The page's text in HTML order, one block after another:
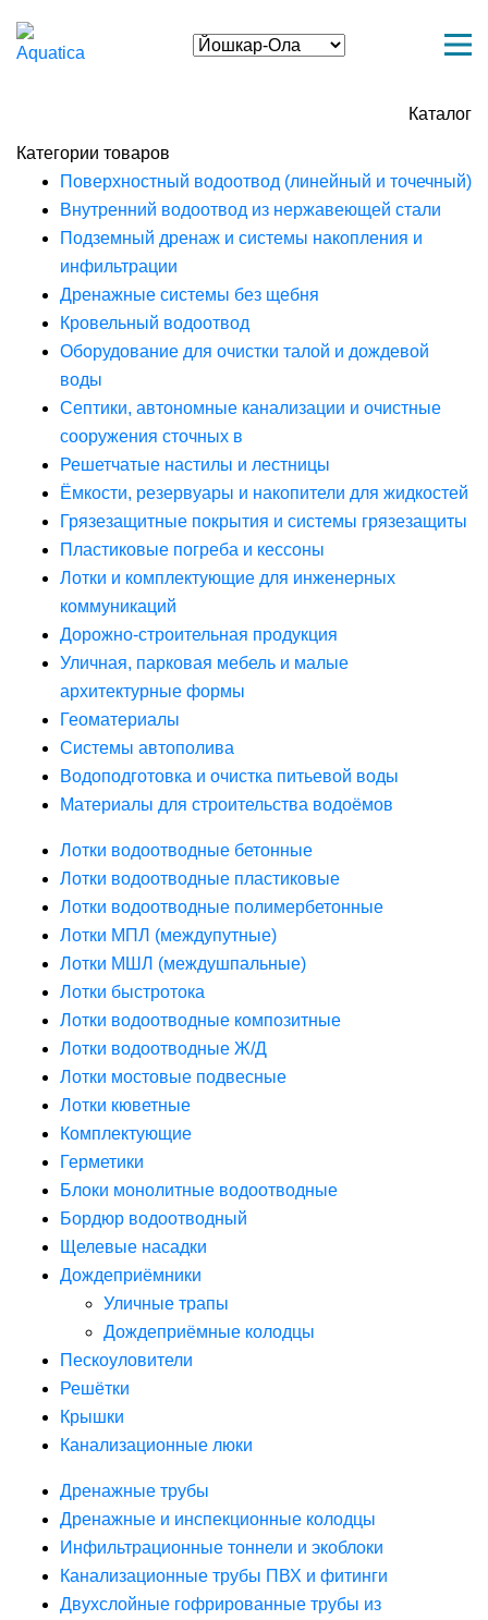
Каталог
Категории товаров
Поверхностный водоотвод (линейный и точечный)
Внутренний водоотвод из нержавеющей стали
Подземный дренаж и системы накопления и
инфильтрации
Дренажные системы без щебня
Кровельный водоотвод
Оборудование для очистки талой и дождевой
воды
Септики, автономные канализации и очистные
сооружения сточных в
Решетчатые настилы и лестницы
Ёмкости, резервуары и накопители для жидкостей
Грязезащитные покрытия и системы грязезащиты
Пластиковые погреба и кессоны
Лотки и комплектующие для инженерных
коммуникаций
Дорожно-строительная продукция
Уличная, парковая мебель и малые
архитектурные формы
Геоматериалы
Системы автополива
Водоподготовка и очистка питьевой воды
Материалы для строительства водоёмов
Лотки водоотводные бетонные
Лотки водоотводные пластиковые
Лотки водоотводные полимербетонные
Лотки МПЛ (междупутные)
Лотки МШЛ (междушпальные)
Лотки быстротока
Лотки водоотводные композитные
Лотки водоотводные Ж/Д
Лотки мостовые подвесные
Лотки кюветные
Комплектующие
Герметики
Блоки монолитные водоотводные
Бордюр водоотводный
Щелевые насадки
Дождеприёмники
Уличные трапы
Дождеприёмные колодцы
Пескоуловители
Решётки
Крышки
Канализационные люки
Дренажные трубы
Дренажные и инспекционные колодцы
Инфильтрационные тоннели и экоблоки
Канализационные трубы ПВХ и фитинги
Двухслойные гофрированные трубы из